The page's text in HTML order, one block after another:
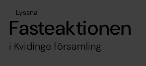
Lyssna
Fasteaktionen
i Kvidinge församling